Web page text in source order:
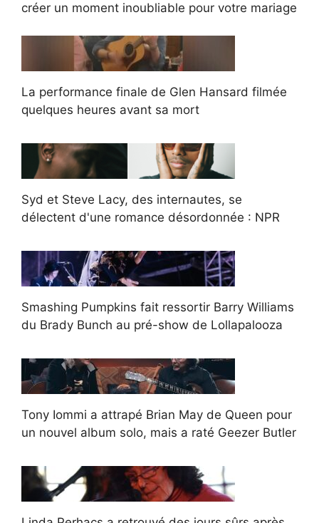
créer un moment inoubliable pour votre mariage
La performance finale de Glen Hansard filmée
quelques heures avant sa mort
Syd et Steve Lacy, des internautes, se
délectent d'une romance désordonnée : NPR
Smashing Pumpkins fait ressortir Barry Williams
du Brady Bunch au pré-show de Lollapalooza
Tony Iommi a attrapé Brian May de Queen pour
un nouvel album solo, mais a raté Geezer Butler